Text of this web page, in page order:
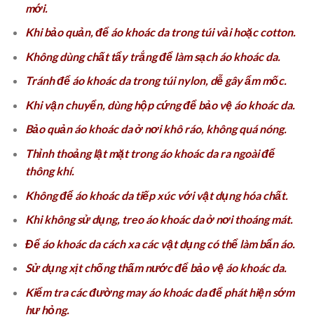
mới.
Khi bảo quản, để áo khoác da trong túi vải hoặc cotton.
Không dùng chất tẩy trắng để làm sạch áo khoác da.
Tránh để áo khoác da trong túi nylon, dễ gây ẩm mốc.
Khi vận chuyển, dùng hộp cứng để bảo vệ áo khoác da.
Bảo quản áo khoác da ở nơi khô ráo, không quá nóng.
Thỉnh thoảng lật mặt trong áo khoác da ra ngoài để
thông khí.
Không để áo khoác da tiếp xúc với vật dụng hóa chất.
Khi không sử dụng, treo áo khoác da ở nơi thoáng mát.
Để áo khoác da cách xa các vật dụng có thể làm bẩn áo.
Sử dụng xịt chống thấm nước để bảo vệ áo khoác da.
Kiểm tra các đường may áo khoác da để phát hiện sớm
hư hỏng.